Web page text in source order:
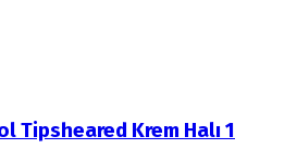
Tipsheared Krem Halı 1